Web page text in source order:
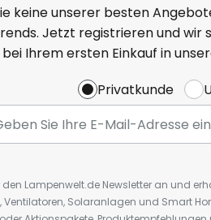
keine unserer besten
Jetzt registrieren und wir
bei Ihrem ersten Einkauf in
Privatkunde
den Lampenwelt.de Newsletter an und
Ventilatoren, Solaranlagen und Smart